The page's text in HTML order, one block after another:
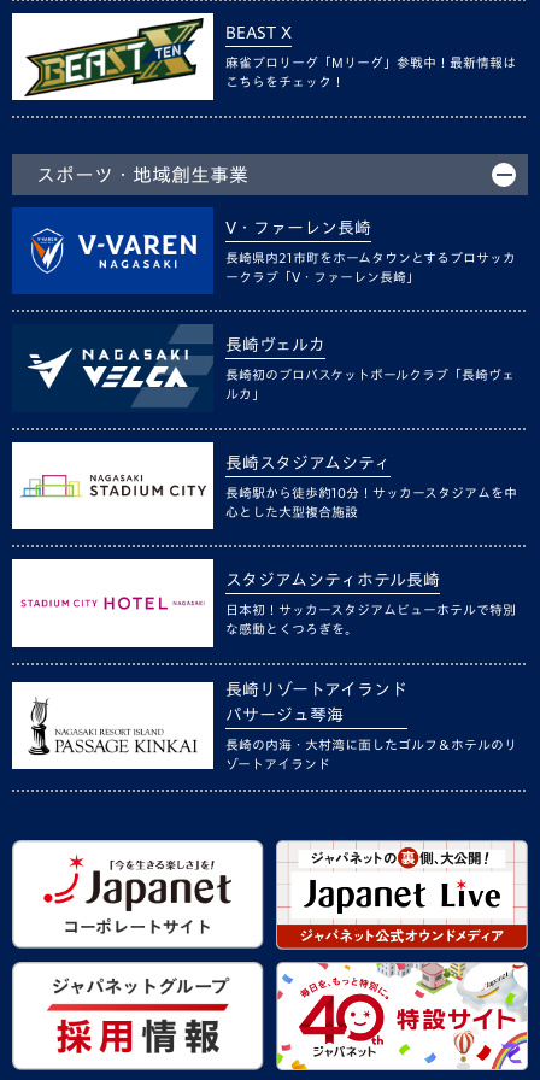
BEAST X
麻雀プロリーグ「Mリーグ」参戦中！最新情報は
こちらをチェック！
スポーツ・地域創生事業
V・ファーレン長崎
長崎県内21市町をホームタウンとするプロサッカ
ークラブ「V・ファーレン長崎」
長崎ヴェルカ
長崎初のプロバスケットボールクラブ「長崎ヴェ
ルカ」
長崎スタジアムシティ
長崎駅から徒歩約10分！サッカースタジアムを中
心とした大型複合施設
スタジアムシティホテル長崎
日本初！サッカースタジアムビューホテルで特別
な感動とくつろぎを。
長崎リゾートアイランド
パサージュ琴海
長崎の内海・大村湾に面したゴルフ＆ホテルのリ
ゾートアイランド